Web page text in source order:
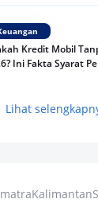
Kredit Mobil
Ini Fakta Syarat
Keuangan
Lihat
Kalimantan